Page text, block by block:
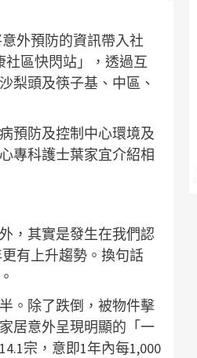
外預防的資訊帶入社
社區快閃站」，透過互
梨頭及筷子基、中區、
預防及控制中心環境及
專科護士葉家宜介紹相
，其實是發生在我們認
有上升趨勢。換句話
。除了跌倒，被物件擊
居意外呈現明顯的「一
宗，意即1年內每1,000